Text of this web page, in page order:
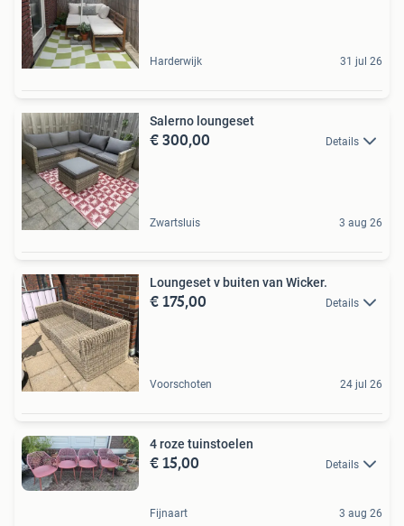
Harderwijk 31 jul 26
Salerno loungeset
€ 300,00 Details
Zwartsluis 3 aug 26
Loungeset v buiten van Wicker.
€ 175,00 Details
Voorschoten 24 jul 26
4 roze tuinstoelen
€ 15,00 Details
Fijnaart 3 aug 26